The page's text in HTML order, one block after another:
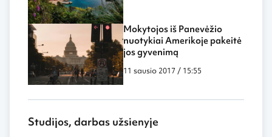
Mokytojos iš Panevėžio
nuotykiai Amerikoje pakeitė
jos gyvenimą
11 sausio 2017 / 15:55
Studijos, darbas užsienyje